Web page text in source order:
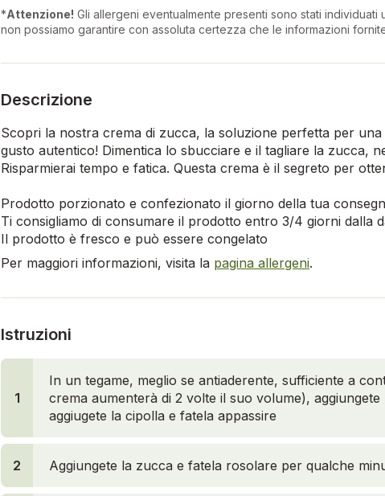
*Attenzione! Gli allergeni eventualmente presenti sono stati
non possiamo garantire con assoluta certezza che le informazioni
Descrizione
Scopri la nostra crema di zucca, la soluzione perfetta per
gusto autentico! Dimentica lo sbucciare e il tagliare la zucca,
Risparmierai tempo e fatica. Questa crema è il segreto per
Prodotto porzionato e confezionato il giorno della tua
Ti consigliamo di consumare il prodotto entro 3/4 giorni dalla
Il prodotto è fresco e può essere congelato
Per maggiori informazioni, visita la pagina allergeni.
Istruzioni
1
In un tegame, meglio se antiaderente, sufficiente a
crema aumenterà di 2 volte il suo volume),
aggiugete la cipolla e fatela appassire
1
2 Aggiungete la zucca e fatela rosolare per qualche